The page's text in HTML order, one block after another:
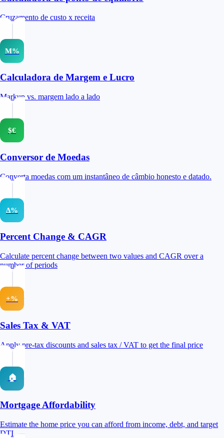
Cruzamento de custo x receita
M%
Calculadora de Margem e Lucro
Markup vs. margem lado a lado
$€
Conversor de Moedas
Converta moedas com um instantâneo de câmbio honesto e datado.
Δ%
Percent Change & CAGR
Calculate percent change between two values and CAGR over a
number of periods
+%
Sales Tax & VAT
Apply pre-tax discounts and sales tax / VAT to get the final price
🏠
Mortgage Affordability
Estimate the home price you can afford from income, debt, and target
DTI